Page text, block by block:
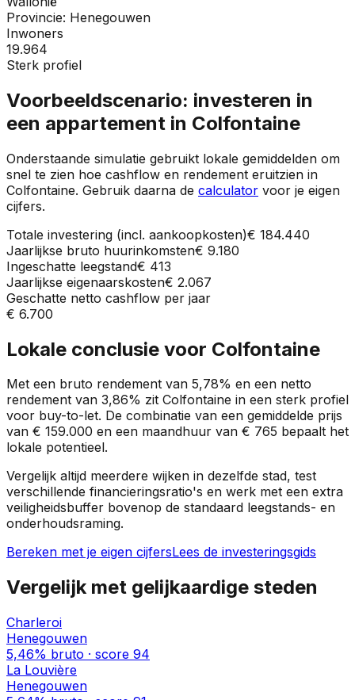
Provincie: Henegouwen
Inwoners
19.964
Sterk profiel
Voorbeeldscenario: investeren in
een appartement in Colfontaine
Onderstaande simulatie gebruikt lokale gemiddelden om
snel te zien hoe cashflow en rendement eruitzien in
Colfontaine. Gebruik daarna de calculator voor je eigen
cijfers.
Totale investering (incl. aankoopkosten)€ 184.440
Jaarlijkse bruto huurinkomsten€ 9.180
Ingeschatte leegstand€ 413
Jaarlijkse eigenaarskosten€ 2.067
Geschatte netto cashflow per jaar
€ 6.700
Lokale conclusie voor Colfontaine
Met een bruto rendement van 5,78% en een netto
rendement van 3,86% zit Colfontaine in een sterk profiel
voor buy-to-let. De combinatie van een gemiddelde prijs
van € 159.000 en een maandhuur van € 765 bepaalt het
lokale potentieel.
Vergelijk altijd meerdere wijken in dezelfde stad, test
verschillende financieringsratio's en werk met een extra
veiligheidsbuffer bovenop de standaard leegstands- en
onderhoudsraming.
Bereken met je eigen cijfersLees de investeringsgids
Vergelijk met gelijkaardige steden
Charleroi
Henegouwen
5,46% bruto · score 94
La Louvière
Henegouwen